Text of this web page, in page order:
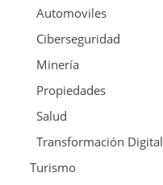
Automoviles
Ciberseguridad
Minería
Propiedades
Salud
Transformación Digital
Turismo